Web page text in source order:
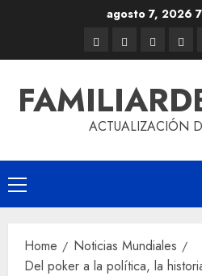
agosto 7, 2026
ACTUALIZACIÓN
Home
Noticias Mundiales
Del poker a la política, la